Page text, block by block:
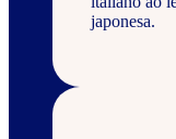
japonesa.